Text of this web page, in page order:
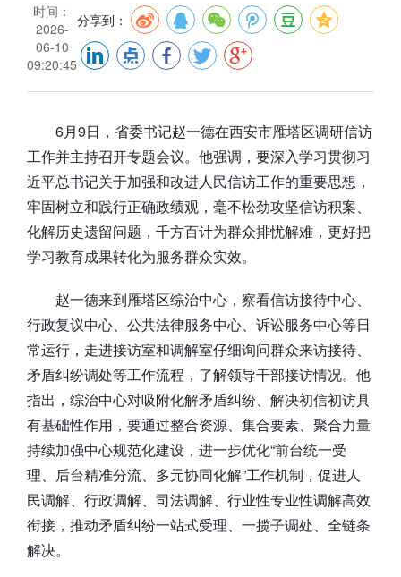
时间：
2026-
06-10
09:20:45
分享到：
6月9日，省委书记赵一德在西安市雁塔区调研信访
工作并主持召开专题会议。他强调，要深入学习贯彻习
近平总书记关于加强和改进人民信访工作的重要思想，
牢固树立和践行正确政绩观，毫不松劲攻坚信访积案、
化解历史遗留问题，千方百计为群众排忧解难，更好把
学习教育成果转化为服务群众实效。
赵一德来到雁塔区综治中心，察看信访接待中心、
行政复议中心、公共法律服务中心、诉讼服务中心等日
常运行，走进接访室和调解室仔细询问群众来访接待、
矛盾纠纷调处等工作流程，了解领导干部接访情况。他
指出，综治中心对吸附化解矛盾纠纷、解决初信初访具
有基础性作用，要通过整合资源、集合要素、聚合力量
持续加强中心规范化建设，进一步优化“前台统一受
理、后台精准分流、多元协同化解”工作机制，促进人
民调解、行政调解、司法调解、行业性专业性调解高效
衔接，推动矛盾纠纷一站式受理、一揽子调处、全链条
解决。